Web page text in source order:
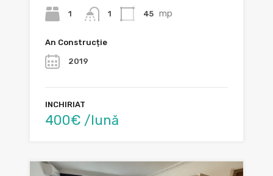
1 1 45 mp
An Construcție
2019
INCHIRIAT
400€ /lună